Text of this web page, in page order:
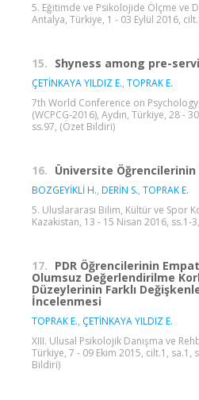
5. Eğitimde ve Psikolojide Ölçme ve
Antalya, Türkiye, 1 - 03 Eylül 2016,
15. Shyness among pre-
ÇETİNKAYA YILDIZ E., TOPRAK E.
7th World Conference on
(WCPCG-2016), Aydın, Türkiye, 28 -
ss.97, (Özet Bildiri)
16. Üniversite Öğrencilerinin
BOZGEYİKLİ H., DERİN S., TOPRAK E.
5. Uluslararası Bilim, Kültür ve Spor
Kazakistan, 13 - 15 Nisan 2016, ss.1-
17. PDR Öğrencilerinin
Olumsuz Değerlendirilme
Düzeylerinin Farklı
İncelenmesi
TOPRAK E., ÇETİNKAYA YILDIZ E.
XIII. Ulusal Psikolojik Danışma ve
Türkiye, 7 - 09 Ekim 2015, cilt.1, sa.1,
Bildiri)